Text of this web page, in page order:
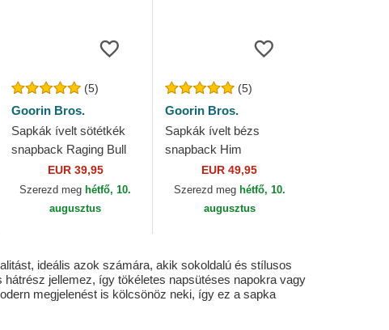
(5)
Goorin Bros.
Sapkák ívelt sötétkék
snapback Raging Bull
Fab Farm The Farm
Goorin Bros.
EUR 39,95
Szerezd meg hétfő, 10.
augusztus
(5)
Goorin Bros.
Sapkák ívelt bézs
snapback Him
Courtside The Farm
Goorin Bros.
EUR 49,95
Szerezd meg hétfő, 10.
augusztus
ideális azok számára, akik sokoldalú és stílusos
jellemez, így tökéletes napsütéses napokra vagy
megjelenést is kölcsönöz neki, így ez a sapka